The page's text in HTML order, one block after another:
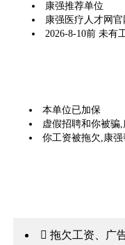
康强推荐单位
康强医疗人才网
2026-8-10前 未有
本单位已加保
虚假招聘和你被骗
你工资被拖欠,康
 拖欠工资、广